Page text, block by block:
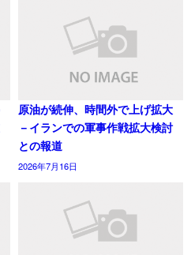
原油が続伸、時間外で上げ拡大
－イランでの軍事作戦拡大検討
との報道
2026年7月16日